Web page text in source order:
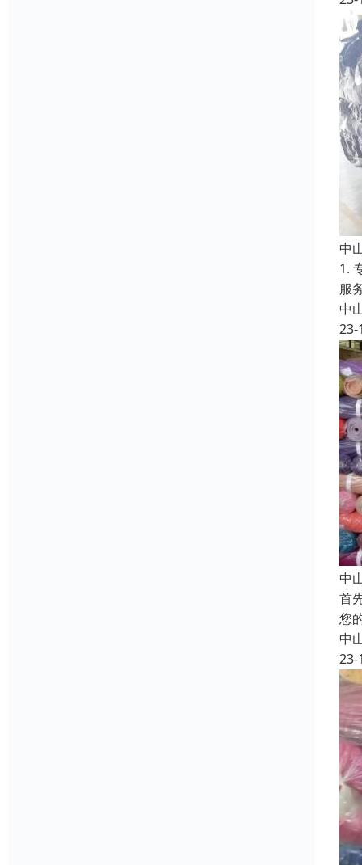
中
1.
服
中
23-
中
首
您
中
23-